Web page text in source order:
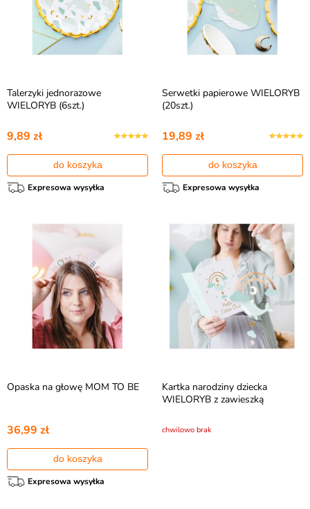
Talerzyki jednorazowe
WIELORYB (6szt.)
9,89 zł
do koszyka
Expresowa wysyłka
Serwetki papierowe WIELORYB
(20szt.)
19,89 zł
do koszyka
Expresowa wysyłka
Opaska na głowę MOM TO BE
36,99 zł
do koszyka
Expresowa wysyłka
Kartka narodziny dziecka
WIELORYB z zawieszką
chwilowo brak